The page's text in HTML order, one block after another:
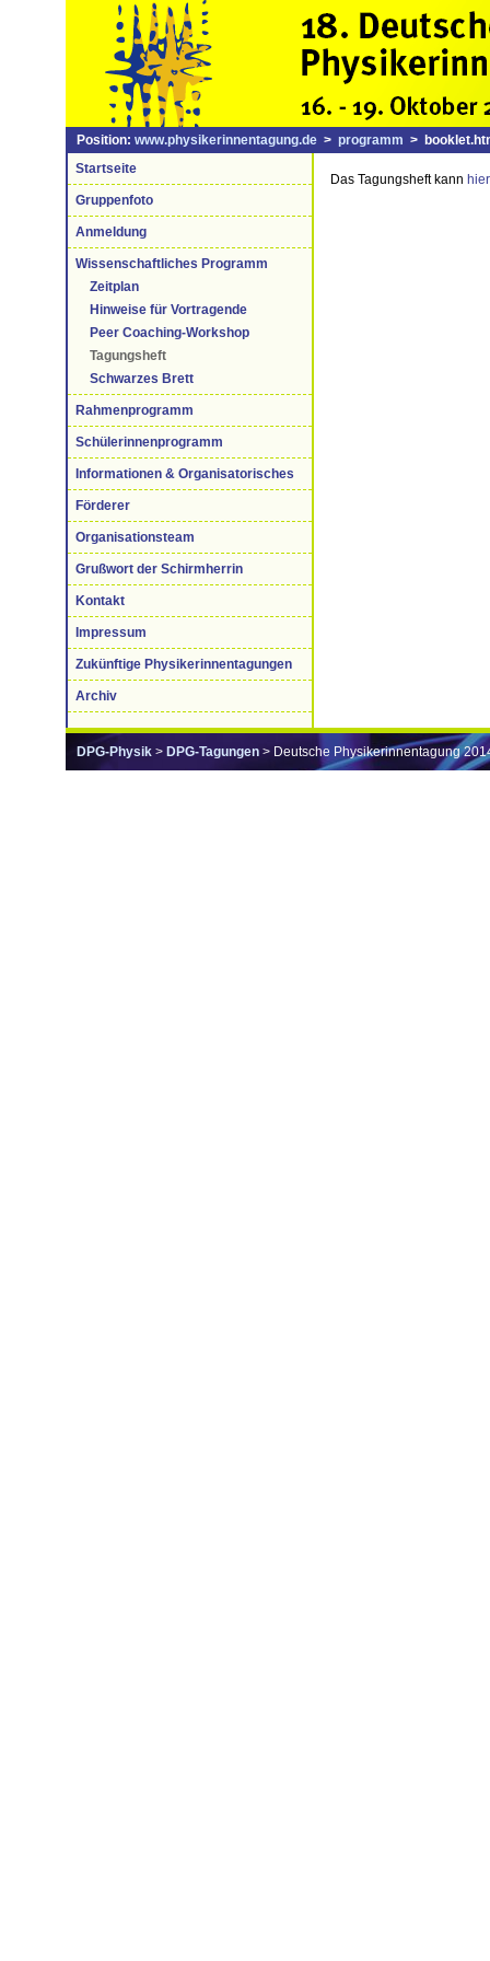
Position: www.physikerinnentagung.de > programm >
Startseite
Gruppenfoto
Anmeldung
Wissenschaftliches Programm
Zeitplan
Hinweise für Vortragende
Peer Coaching-Workshop
Tagungsheft
Schwarzes Brett
Rahmenprogramm
Schülerinnenprogramm
Informationen & Organisatorisches
Förderer
Organisationsteam
Grußwort der Schirmherrin
Kontakt
Impressum
Zukünftige Physikerinnentagungen
Archiv
Das Tagungsheft kann hier
DPG-Physik > DPG-Tagungen > Deutsche Physikerinnentagung